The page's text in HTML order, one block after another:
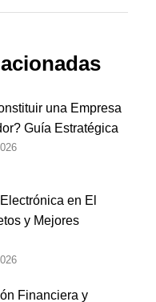
una Empresa
Guía Estratégica
en El
y Mejores
Financiera y